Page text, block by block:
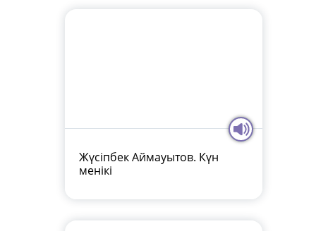
Жүсіпбек Аймауытов. Күн
менікі